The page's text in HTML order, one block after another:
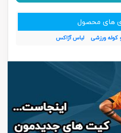
های محصول
ورزشی لباس آژاکس